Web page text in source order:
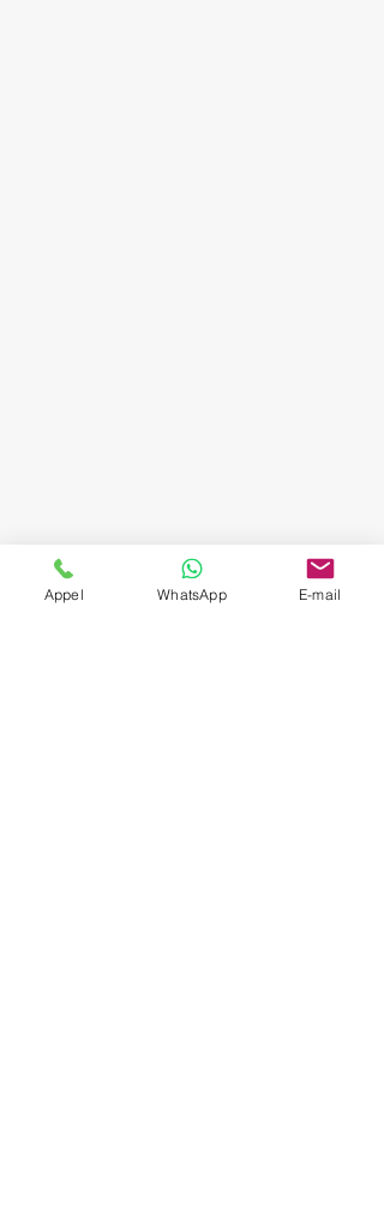
Appel WhatsApp E-mail